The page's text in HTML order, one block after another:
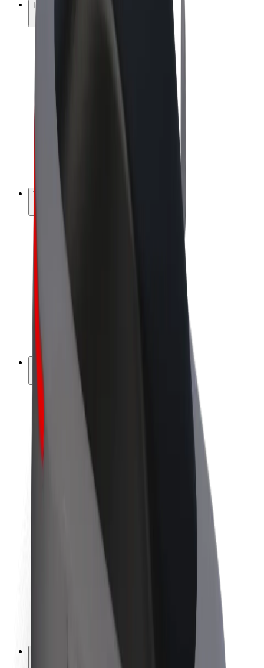
Produkty
Bolt Food
Bolt Drive
Bolt for Business
E-kola
Vydělávejte s Boltem
Flotily
Franšízy
Společnost
Udržitelnost podle Boltu
Projekt Zero
Tiskové centrum
Pokyny ke značce
Vztahy s investory